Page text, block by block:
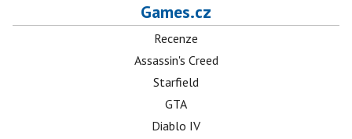
Games.cz
Recenze
Assassin's Creed
Starfield
GTA
Diablo IV